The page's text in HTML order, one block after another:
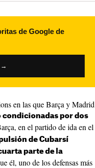
de Google de
→
en las que Barça y Madrid
condicionadas por dos
en el partido de ida en el
de Cubarsí
parte de la
él, uno de los defensas más